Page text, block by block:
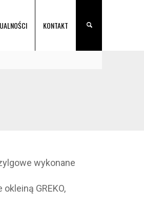
KONTAKT
wykonane
GREKO,